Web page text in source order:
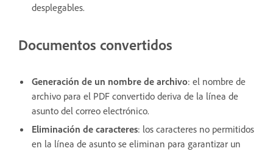
desplegables.
Documentos convertidos
Generación de un nombre de archivo: el nombre de
archivo para el PDF convertido deriva de la línea de
asunto del correo electrónico.
Eliminación de caracteres: los caracteres no permitidos
en la línea de asunto se eliminan para garantizar un